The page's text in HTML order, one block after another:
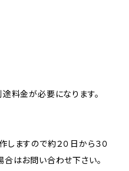
料金が必要になります。
しますので約２０日から３０
合はお問い合わせ下さい。